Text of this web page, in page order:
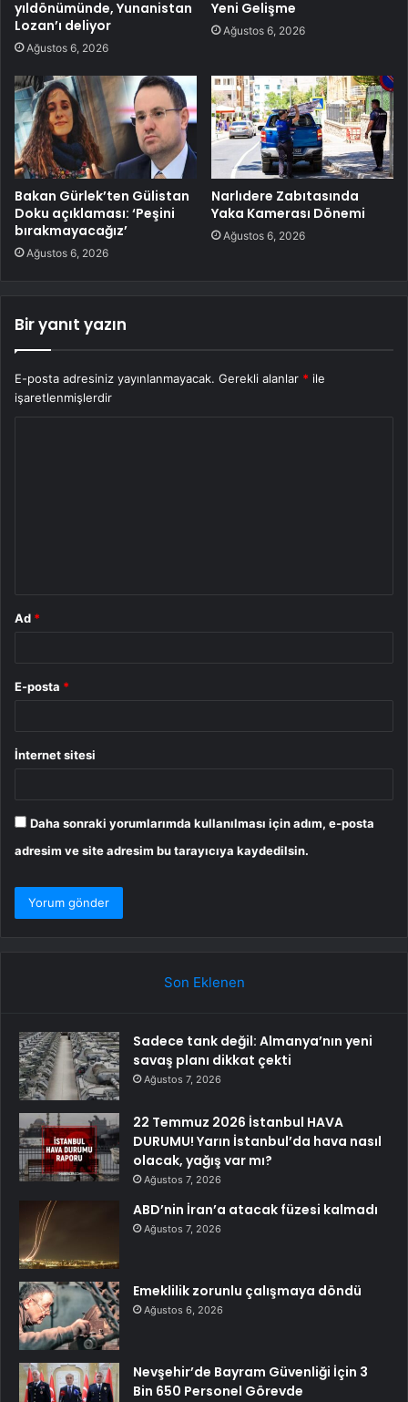
yıldönümünde, Yunanistan
Lozan’ı deliyor
Ağustos 6, 2026
Yeni Gelişme
Ağustos 6, 2026
Bakan Gürlek’ten Gülistan
Doku açıklaması: ‘Peşini
bırakmayacağız’
Ağustos 6, 2026
Narlıdere Zabıtasında
Yaka Kamerası Dönemi
Ağustos 6, 2026
Bir yanıt yazın
E-posta adresiniz yayınlanmayacak. Gerekli alanlar * ile
işaretlenmişlerdir
Ad *
E-posta *
İnternet sitesi
Daha sonraki yorumlarımda kullanılması için adım, e-posta
adresim ve site adresim bu tarayıcıya kaydedilsin.
Son Eklenen
Sadece tank değil: Almanya’nın yeni
savaş planı dikkat çekti
Ağustos 7, 2026
22 Temmuz 2026 İstanbul HAVA
DURUMU! Yarın İstanbul’da hava nasıl
olacak, yağış var mı?
Ağustos 7, 2026
ABD’nin İran’a atacak füzesi kalmadı
Ağustos 7, 2026
Emeklilik zorunlu çalışmaya döndü
Ağustos 6, 2026
Nevşehir’de Bayram Güvenliği İçin 3
Bin 650 Personel Görevde